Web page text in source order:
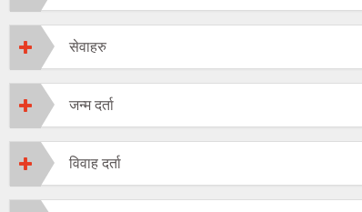
सेवाहरु
जन्म दर्ता
विवाह दर्ता